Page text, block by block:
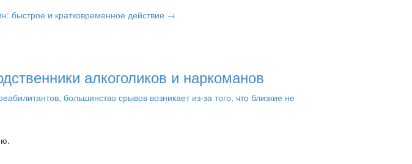
быстрое и кратковременное действие →
алкоголиков и наркоманов
большинство срывов возникает из-за того, что близкие не